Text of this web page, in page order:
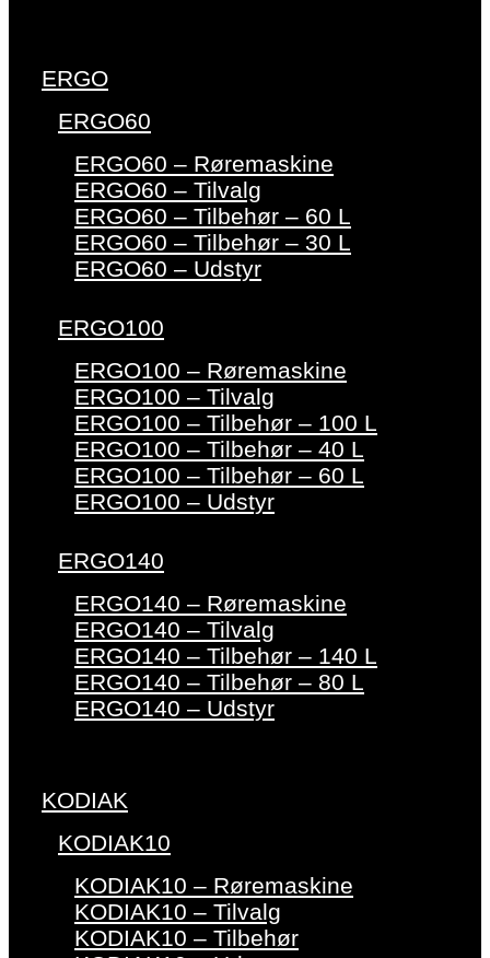
ERGO
ERGO60
ERGO60 – Røremaskine
ERGO60 – Tilvalg
ERGO60 – Tilbehør – 60 L
ERGO60 – Tilbehør – 30 L
ERGO60 – Udstyr
ERGO100
ERGO100 – Røremaskine
ERGO100 – Tilvalg
ERGO100 – Tilbehør – 100 L
ERGO100 – Tilbehør – 40 L
ERGO100 – Tilbehør – 60 L
ERGO100 – Udstyr
ERGO140
ERGO140 – Røremaskine
ERGO140 – Tilvalg
ERGO140 – Tilbehør – 140 L
ERGO140 – Tilbehør – 80 L
ERGO140 – Udstyr
KODIAK
KODIAK10
KODIAK10 – Røremaskine
KODIAK10 – Tilvalg
KODIAK10 – Tilbehør